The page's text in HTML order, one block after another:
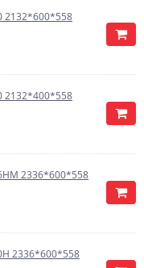
2132*600*558
2132*400*558
2336*600*558
2336*600*558